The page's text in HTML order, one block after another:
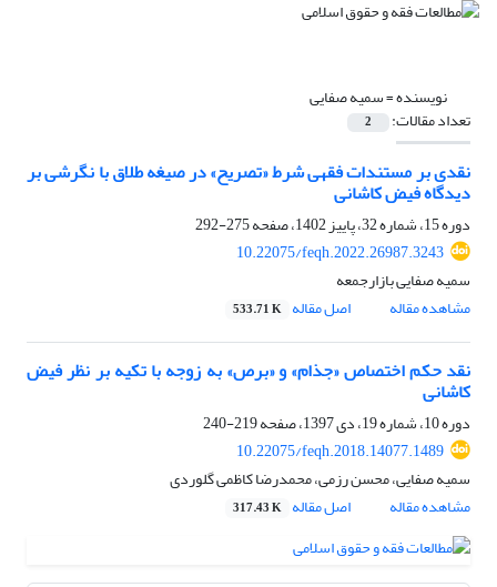
نویسنده =سمیه صفایی
تعداد مقالات: 2
نقدی بر مستندات فقهی شرط «تصریح» در صیغه طلاق با نگرشی بر
دیدگاه فیض کاشانی
دوره 15، شماره 32، پاییز 1402، صفحه
275-292
10.22075/feqh.2022.26987.3243
سمیه صفایی بازارجمعه
مشاهده مقاله
اصل مقاله 533.71 K
نقد حکم اختصاص «جذام» و «برص» به زوجه با تکیه بر نظر فیض
کاشانی
دوره 10، شماره 19، دی 1397، صفحه
219-240
10.22075/feqh.2018.14077.1489
سمیه صفایی، محسن رزمی، محمدرضا کاظمی گلوردی
مشاهده مقاله
اصل مقاله 317.43 K